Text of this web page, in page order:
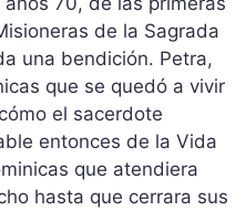
de la Sagrada
una bendición. Petra,
que se quedó a vivir
el sacerdote
entonces de la Vida
que atendiera
hasta que cerrara sus